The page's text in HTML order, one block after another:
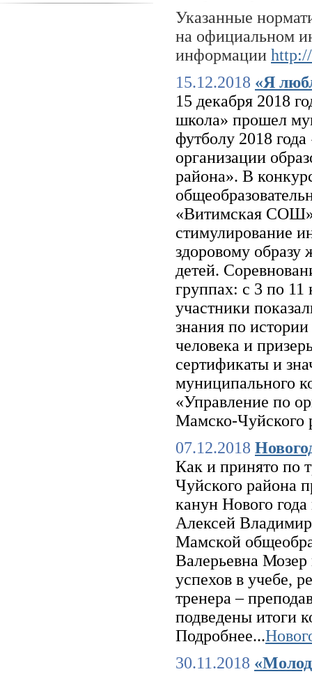
Указанные
на официальном
информации
15.12.2018 «Я
15 декабря 2018
школа» прошел
футболу 2018
организации
района». В
«Витимская
стимулирование
здоровому
детей.
группах: с 3 по 11
участники
знания по
человека и
сертификаты и
муниципального
«Управление по
Мамско-Чуйского
07.12.2018
Как и принято по
Чуйского района
канун Нового
Алексей
Мамской
Валерьевна Мозер
успехов в учебе,
тренера –
подведены итоги
Подробнее...
30.11.2018